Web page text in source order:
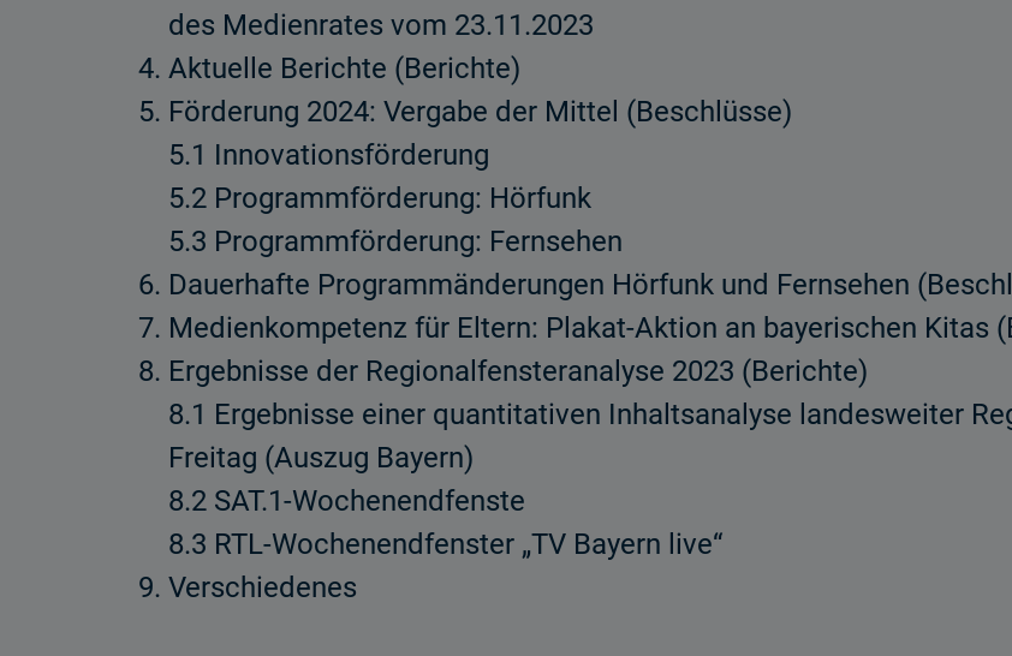
des Medienrates vom 23.11.2023
Aktuelle Berichte (Berichte)
Förderung 2024: Vergabe der Mittel (Beschlüsse)
5.1 Innovationsförderung
5.2 Programmförderung: Hörfunk
5.3 Programmförderung: Fernsehen
Dauerhafte Programmänderungen Hörfunk und Fernsehen
Medienkompetenz für Eltern: Plakat-Aktion an bayerischen Kitas
Ergebnisse der Regionalfensteranalyse 2023 (Berichte)
8.1 Ergebnisse einer quantitativen Inhaltsanalyse landesweiter
Freitag (Auszug Bayern)
8.2 SAT.1-Wochenendfenste
8.3 RTL-Wochenendfenster „TV Bayern live“
Verschiedenes